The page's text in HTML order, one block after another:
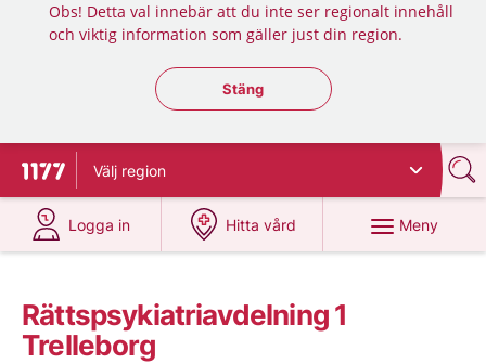
Obs! Detta val innebär att du inte ser regionalt innehåll
och viktig information som gäller just din region.
Stäng regionsväljaren
Stäng
Till startsidan för 1177
Välj region
Logga in
på 1177.se
Hitta vård
på 1177.se
Meny
Rättspsykiatriavdelning 1
Trelleborg